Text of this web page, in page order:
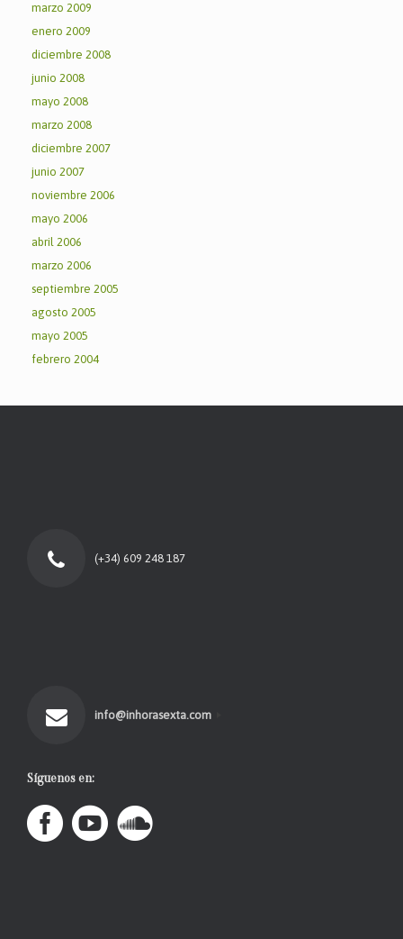
marzo 2009
enero 2009
diciembre 2008
junio 2008
mayo 2008
marzo 2008
diciembre 2007
junio 2007
noviembre 2006
mayo 2006
abril 2006
marzo 2006
septiembre 2005
agosto 2005
mayo 2005
febrero 2004
(+34) 609 248 187
info@inhorasexta.com
Síguenos en: